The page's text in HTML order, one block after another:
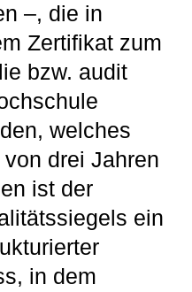
–, die in
Zertifikat zum
bzw. audit
welches
drei Jahren
ist der
ein
in dem